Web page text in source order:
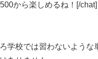
から楽しめるね！[/chat]
学校では習わないような